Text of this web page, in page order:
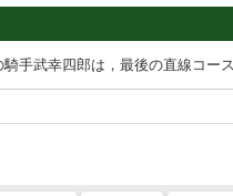
手武幸四郎は，最後の直線コー